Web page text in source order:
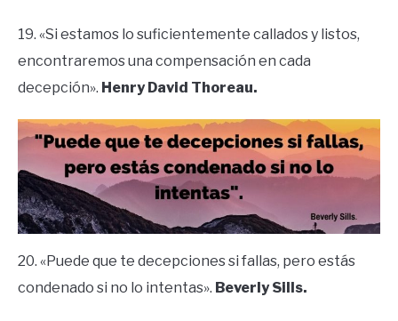
19. «Si estamos lo suficientemente callados y listos,
encontraremos una compensación en cada
decepción». Henry David Thoreau.
20. «Puede que te decepciones si fallas, pero estás
condenado si no lo intentas». Beverly Sills.